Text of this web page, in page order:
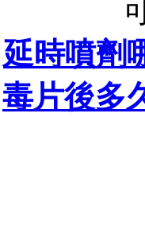
延時噴劑
毒片後多